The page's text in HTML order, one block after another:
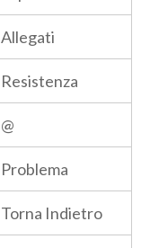
Allegati
Resistenza
@
Problema
Torna Indietro